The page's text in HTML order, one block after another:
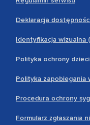
Deklaracja
Identyfikacja wizualna
Polityka ochrony dzieci
Polityka zapobiegania
Procedura ochrony
Formularz zgłaszania